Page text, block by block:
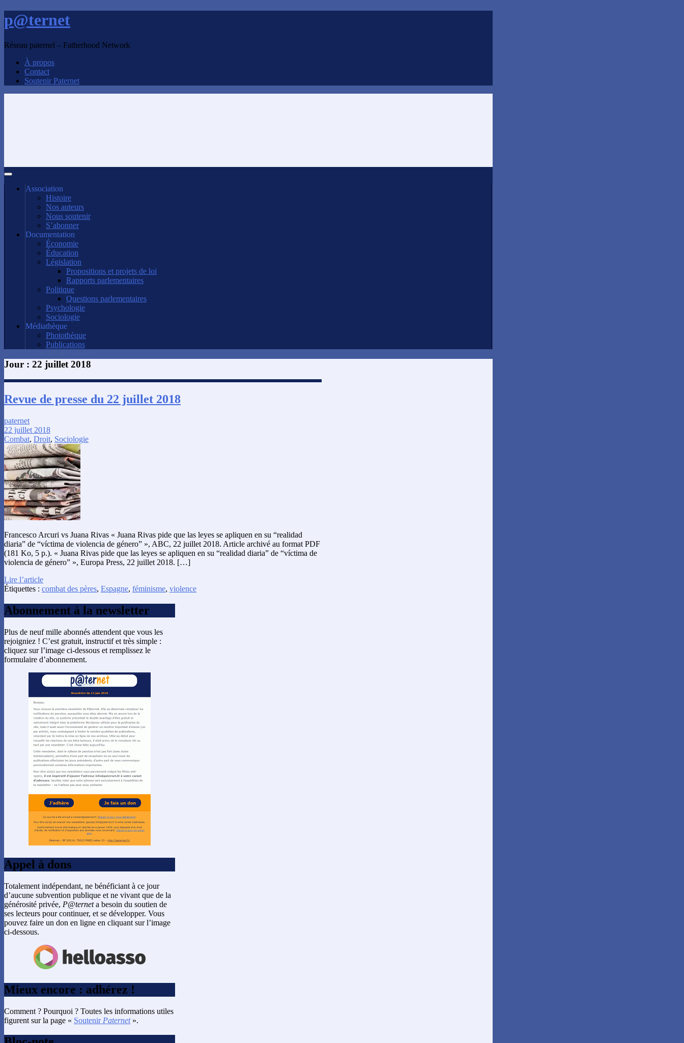
p@ternet
Réseau paternel – Fatherhood Network
À propos
Contact
Soutenir Paternet
Association
Histoire
Nos auteurs
Nous soutenir
S’abonner
Documentation
Économie
Éducation
Législation
Propositions et projets de loi
Rapports parlementaires
Politique
Questions parlementaires
Psychologie
Sociologie
Médiathèque
Photothèque
Publications
Jour : 22 juillet 2018
Revue de presse du 22 juillet 2018
paternet
22 juillet 2018
Combat, Droit, Sociologie
Francesco Arcuri vs Juana Rivas « Juana Rivas pide que las leyes se apliquen en su “realidad
diaria” de “víctima de violencia de género” », ABC, 22 juillet 2018. Article archivé au format PDF
(181 Ko, 5 p.). « Juana Rivas pide que las leyes se apliquen en su “realidad diaria” de “víctima de
violencia de género” », Europa Press, 22 juillet 2018. […]
Lire l’article
Étiquettes : combat des pères, Espagne, féminisme, violence
Abonnement à la newsletter
Plus de neuf mille abonnés attendent que vous les
rejoigniez ! C’est gratuit, instructif et très simple :
cliquez sur l’image ci-dessous et remplissez le
formulaire d’abonnement.
Appel à dons
Totalement indépendant, ne bénéficiant à ce jour
d’aucune subvention publique et ne vivant que de la
générosité privée, P@terneta besoin du soutien de
ses lecteurs pour continuer, et se développer. Vous
pouvez faire un don en ligne en cliquant sur l’image
ci-dessous.
Mieux encore : adhérez !
Comment ? Pourquoi ? Toutes les informations utiles
figurent sur la page « Soutenir Paternet».